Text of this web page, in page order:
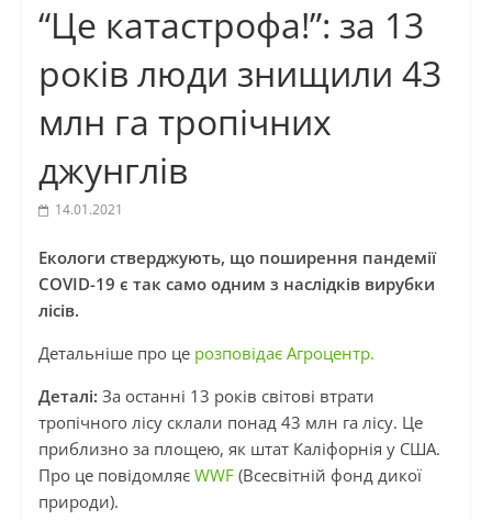
“Це катастрофа!”: за 13
років люди знищили 43
млн га тропічних
джунглів
14.01.2021
Екологи стверджують, що поширення пандемії
COVID-19 є так само одним з наслідків вирубки
лісів.
Детальніше про це розповідає Агроцентр.
Деталі: За останні 13 років світові втрати
тропічного лісу склали понад 43 млн га лісу. Це
приблизно за площею, як штат Каліфорнія у США.
Про це повідомляє WWF(Всесвітній фонд дикої
природи).